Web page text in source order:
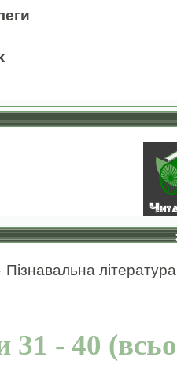
Пізнавальна література
31 - 40